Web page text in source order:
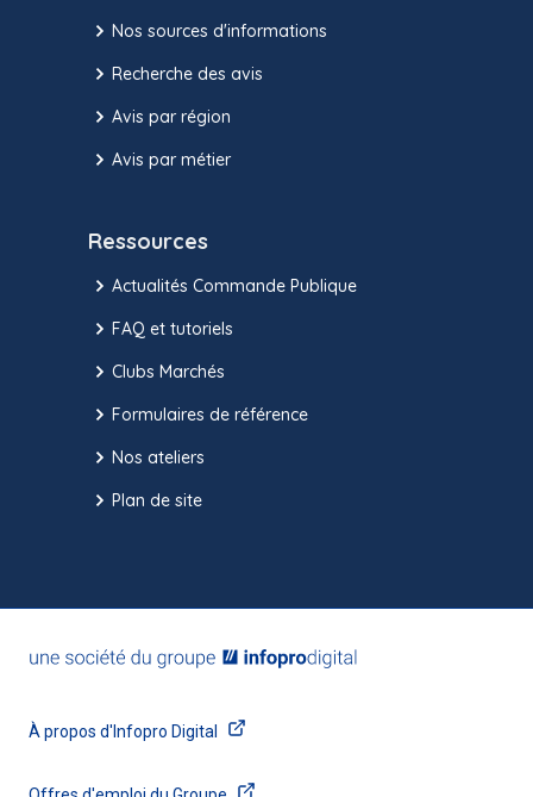
Nos sources d'informations
Recherche des avis
Avis par région
Avis par métier
Ressources
Actualités Commande Publique
FAQ et tutoriels
Clubs Marchés
Formulaires de référence
Nos ateliers
Plan de site